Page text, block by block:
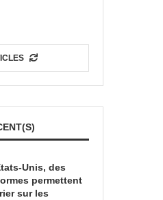
Unis, des
permettent
sur les